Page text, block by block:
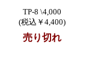
TP-8 \4,000
(税込￥4,400)
売り切れ